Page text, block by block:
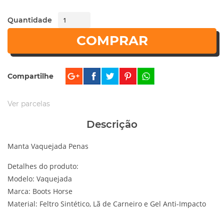
Quantidade
COMPRAR
Compartilhe
Ver parcelas
Descrição
Manta Vaquejada Penas
Detalhes do produto:
Modelo: Vaquejada
Marca: Boots Horse
Material: Feltro Sintético, Lã de Carneiro e Gel Anti-Impacto